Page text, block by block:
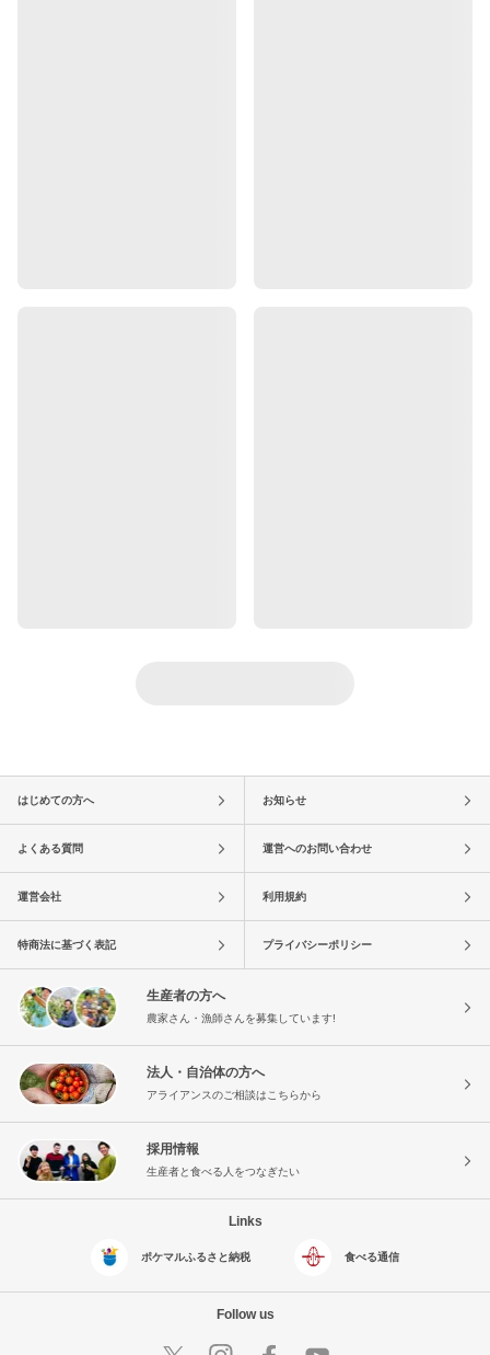
はじめての方へ お知らせ
よくある質問 運営へのお問い合わせ
運営会社 利用規約
特商法に基づく表記 プライバシーポリシー
生産者の方へ
農家さん・漁師さんを募集しています!
法人・自治体の方へ
アライアンスのご相談はこちらから
採用情報
生産者と食べる人をつなぎたい
Links
ポケマルふるさと納税 食べる通信
Follow us